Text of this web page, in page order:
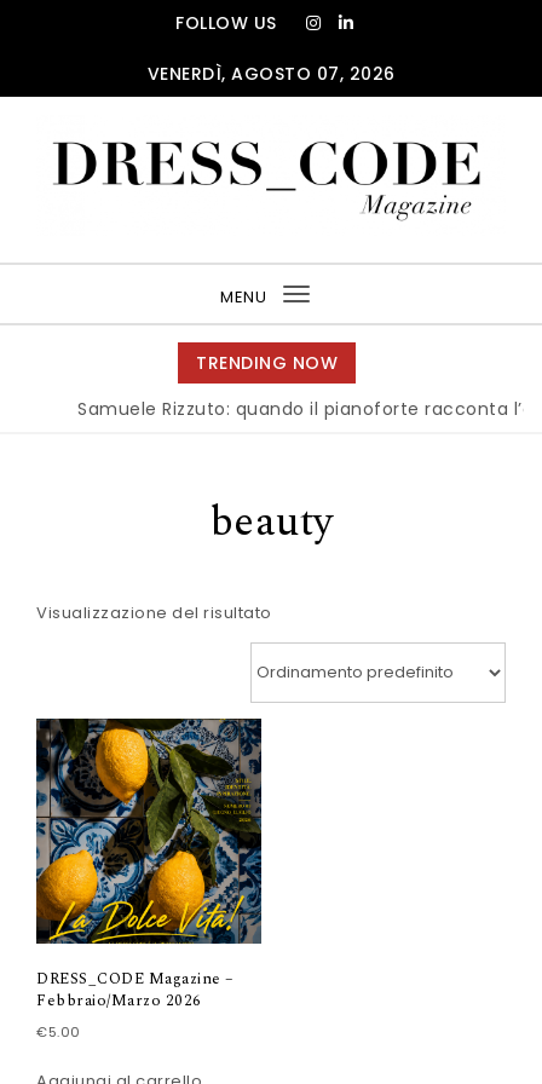
FOLLOW US
VENERDÌ, AGOSTO 07, 2026
MENU
Toggle
navigation
TRENDING NOW
Samuele Rizzuto: quando il pianoforte racconta
beauty
Visualizzazione del risultato
DRESS_CODE Magazine –
Febbraio/Marzo 2026
€5.00